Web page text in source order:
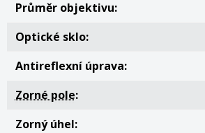
Průměr objektivu:
Optické sklo:
Antireflexní úprava:
Zorné pole:
Zorný úhel: